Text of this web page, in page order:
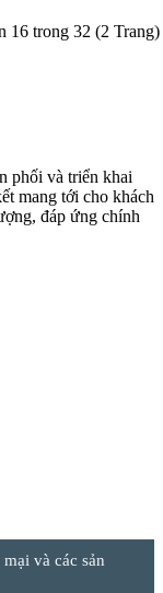
16 trong 32 (2 Trang)
phối và triển khai
mang tới cho khách
đáp ứng chính
và các sản